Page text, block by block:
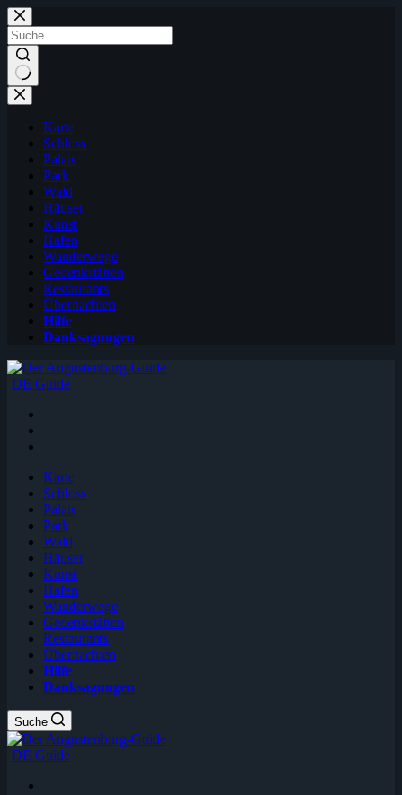
Zum
Inhalt
springen
Karte
Schloss
Palais
Park
Wald
Häuser
Kunst
Hafen
Wanderwege
Gedenkstätten
Restaurants
Übernachten
Hilfe
Danksagungen
DE Guide
Karte
Schloss
Palais
Park
Wald
Häuser
Kunst
Hafen
Wanderwege
Gedenkstätten
Restaurants
Übernachten
Hilfe
Danksagungen
Suche
DE Guide